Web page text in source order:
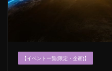
【イベント一覧(限定・企画)】